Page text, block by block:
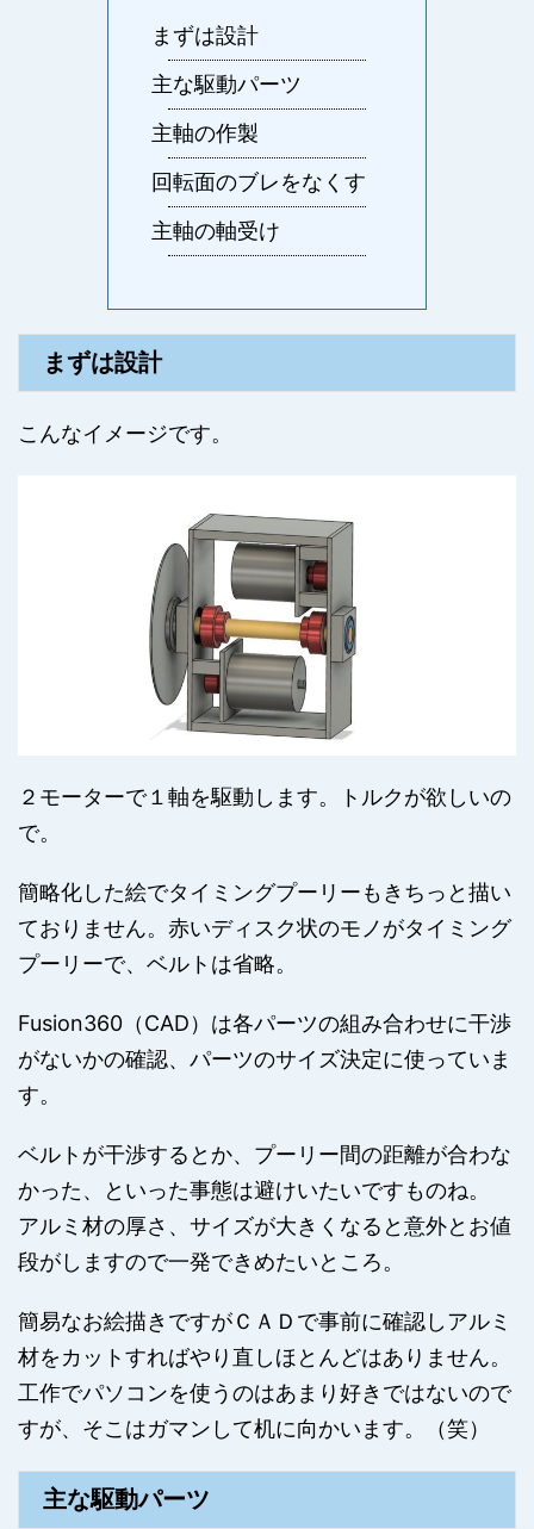
まずは設計
主な駆動パーツ
主軸の作製
回転面のブレをなくす
主軸の軸受け
まずは設計
こんなイメージです。
２モーターで１軸を駆動します。トルクが欲しいの
で。
簡略化した絵でタイミングプーリーもきちっと描い
ておりません。赤いディスク状のモノがタイミング
プーリーで、ベルトは省略。
Fusion360（CAD）は各パーツの組み合わせに干渉
がないかの確認、パーツのサイズ決定に使っていま
す。
ベルトが干渉するとか、プーリー間の距離が合わな
かった、といった事態は避けいたいですものね。
アルミ材の厚さ、サイズが大きくなると意外とお値
段がしますので一発できめたいところ。
簡易なお絵描きですがＣＡＤで事前に確認しアルミ
材をカットすればやり直しほとんどはありません。
工作でパソコンを使うのはあまり好きではないので
すが、そこはガマンして机に向かいます。（笑）
主な駆動パーツ